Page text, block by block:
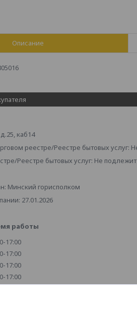
Описание
каб14
реестре/Реестре бытовых услуг:
Реестре бытовых услуг: Не
Минский горисполком
27.01.2026
работы
17:00
17:00
17:00
17:00